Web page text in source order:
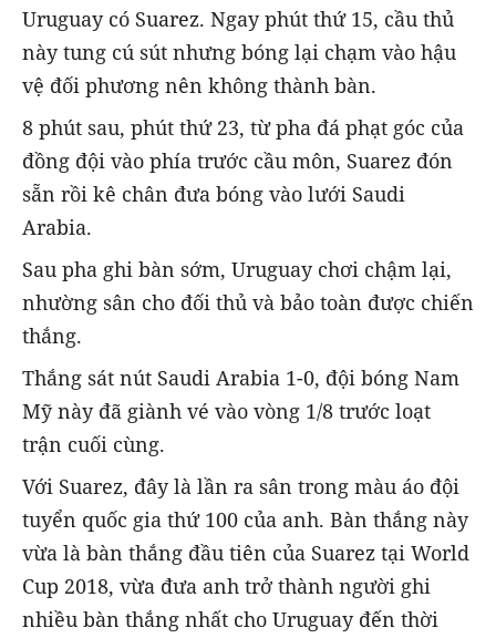
Uruguay có Suarez. Ngay phút thứ 15, cầu thủ
này tung cú sút nhưng bóng lại chạm vào hậu
vệ đối phương nên không thành bàn.
8 phút sau, phút thứ 23, từ pha đá phạt góc của
đồng đội vào phía trước cầu môn, Suarez đón
sẵn rồi kê chân đưa bóng vào lưới Saudi
Arabia.
Sau pha ghi bàn sớm, Uruguay chơi chậm lại,
nhường sân cho đối thủ và bảo toàn được chiến
thắng.
Thắng sát nút Saudi Arabia 1-0, đội bóng Nam
Mỹ này đã giành vé vào vòng 1/8 trước loạt
trận cuối cùng.
Với Suarez, đây là lần ra sân trong màu áo đội
tuyển quốc gia thứ 100 của anh. Bàn thắng này
vừa là bàn thắng đầu tiên của Suarez tại World
Cup 2018, vừa đưa anh trở thành người ghi
nhiều bàn thắng nhất cho Uruguay đến thời